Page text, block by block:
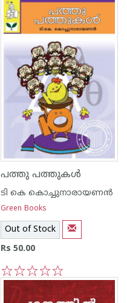
പത്തു പത്തുകള്‍
ടി കെ കൊച്ചുനാരായണന്‍
Green Books
Out of Stock
Rs 50.00
5
4
3
2
1